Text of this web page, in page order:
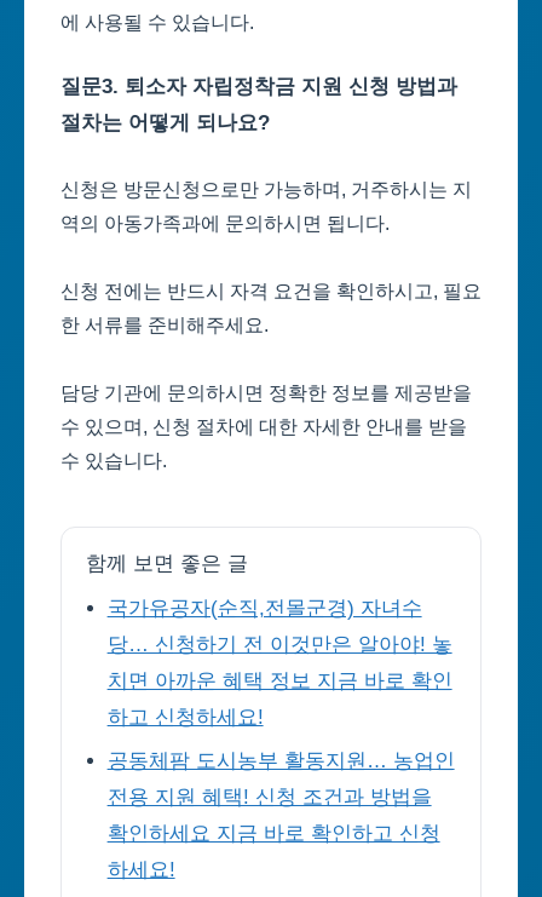
에 사용될 수 있습니다.
질문3. 퇴소자 자립정착금 지원 신청 방법과
절차는 어떻게 되나요?
신청은 방문신청으로만 가능하며, 거주하시는 지
역의 아동가족과에 문의하시면 됩니다.
신청 전에는 반드시 자격 요건을 확인하시고, 필요
한 서류를 준비해주세요.
담당 기관에 문의하시면 정확한 정보를 제공받을
수 있으며, 신청 절차에 대한 자세한 안내를 받을
수 있습니다.
함께 보면 좋은 글
국가유공자(순직,전몰군경) 자녀수
당… 신청하기 전 이것만은 알아야! 놓
치면 아까운 혜택 정보 지금 바로 확인
하고 신청하세요!
공동체팜 도시농부 활동지원… 농업인
전용 지원 혜택! 신청 조건과 방법을
확인하세요 지금 바로 확인하고 신청
하세요!